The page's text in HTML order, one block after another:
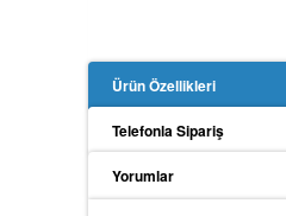
Toprak Megeri
İzolasyon Megeri
Ürün Özellikleri
Telefonla Sipariş
Yorumlar